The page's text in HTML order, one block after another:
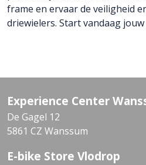
frame en ervaar de veiligheid
driewielers. Start vandaag
Experience Center
De Gagel 12
5861 CZ Wanssum
E-bike Store Vlodrop